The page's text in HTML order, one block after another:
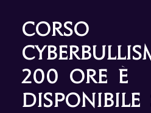
Corso
200 Ore è
disponibile